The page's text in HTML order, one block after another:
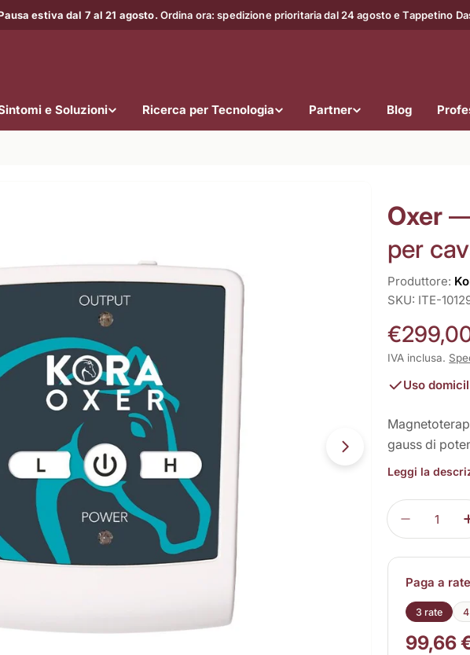
estiva dal 7 al 21 agosto.Ordina ora: spedizione prioritaria dal 24 agosto e Tappetino
e Soluzioni Ricerca per Tecnologia Partner Blog
Apri supporto 1
Oxer —
per
Produttore:
SKU: ITE-
Prezzo
normale
IVA inclusa.
Uso
gauss di
Leggi la
Quantità
Paga a
3 rate
99,66